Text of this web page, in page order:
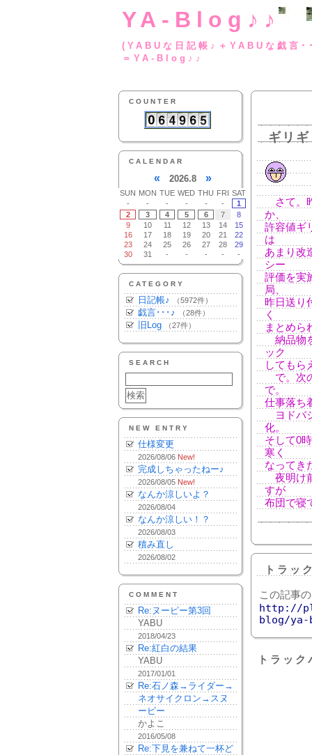
YA-Blog♪♪
(YABUな日記帳♪
＝YA-Blog♪♪
COUNTER
CALENDAR
« 2026.8 »
SUN MON TUE WED THU FRI SAT
-
- - - - -
1
2
3 4 5 6 7
8
9
10 11 12 13 14
15
16
17 18 19 20 21
22
23
24 25 26 27 28
29
30
31 - - - - -
CATEGORY
日記帳♪ （5972件）
戯言･･･♪ （28件）
旧Log （27件）
SEARCH
NEW ENTRY
仕様変更
2026/08/06 New!
完成しちゃったねー♪
2026/08/05 New!
なんか涼しいよ？
2026/08/04
なんか涼しい！？
2026/08/03
積み直し
2026/08/02
COMMENT
Re:ヌーピー第3回
YABU
2018/04/23
Re:紅白の結果
YABU
2017/01/01
Re:石ノ森→ライダー→
ネオサイクロン→スヌ
ーピー
かよこ
2016/05/08
Re:下見を兼ねて一杯ど
ギリ
さて。
か、
許容値ギ
は
あまり改
シー
評価を実
局、
昨日送り
く
まとめら
納品物
ック
してもら
で。次
で。
仕事落ち
ヨドバ
化。
そして0
寒く
なってき
夜明け
すが
布団で寝
トラッ
この記事
http://
blog/ya-
トラッ